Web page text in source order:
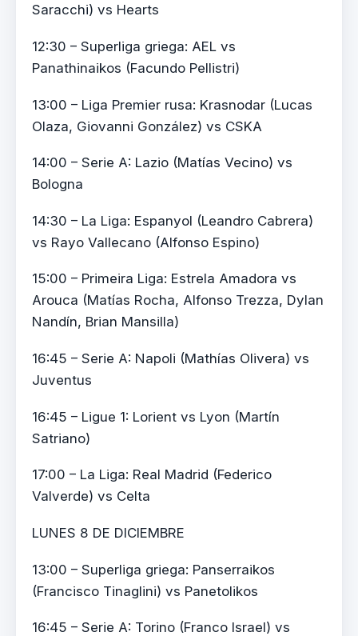
Saracchi) vs Hearts
12:30 – Superliga griega: AEL vs
Panathinaikos (Facundo Pellistri)
13:00 – Liga Premier rusa: Krasnodar (Lucas
Olaza, Giovanni González) vs CSKA
14:00 – Serie A: Lazio (Matías Vecino) vs
Bologna
14:30 – La Liga: Espanyol (Leandro Cabrera)
vs Rayo Vallecano (Alfonso Espino)
15:00 – Primeira Liga: Estrela Amadora vs
Arouca (Matías Rocha, Alfonso Trezza, Dylan
Nandín, Brian Mansilla)
16:45 – Serie A: Napoli (Mathías Olivera) vs
Juventus
16:45 – Ligue 1: Lorient vs Lyon (Martín
Satriano)
17:00 – La Liga: Real Madrid (Federico
Valverde) vs Celta
LUNES 8 DE DICIEMBRE
13:00 – Superliga griega: Panserraikos
(Francisco Tinaglini) vs Panetolikos
16:45 – Serie A: Torino (Franco Israel) vs